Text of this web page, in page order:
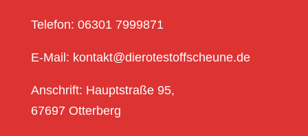
Telefon: 06301 7999871
E-Mail: kontakt@dierotestoffscheune.de
Anschrift: Hauptstraße 95,
67697 Otterberg